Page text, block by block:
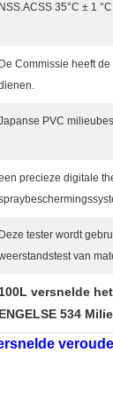
NSS.ACSS 35°C ± 1
De Commissie heeft
PVC
precieze digitale
Deze tester wordt
van
100L versnelde
ENGELSE 534